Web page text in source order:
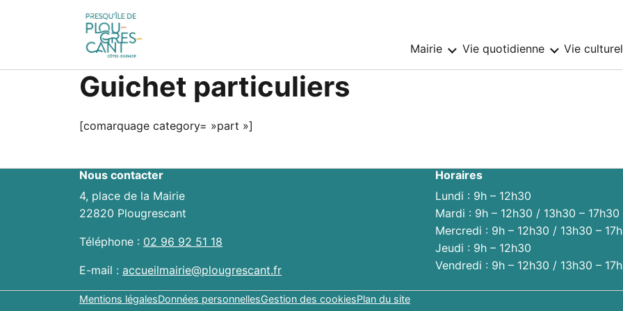
Mairie Sous-
:
Vie quotidienne Sous-
:
Vie
Guichet particuliers
[comarquage category= »part »]
Nous contacter
4, place de la Mairie
22820 Plougrescant
Téléphone : 02 96 92 51 18
E-mail : accueilmairie@plougrescant.fr
Horaires
Lundi : 9h – 12h30
Mardi : 9h – 12h30 / 13h30 – 17h30
Mercredi : 9h – 12h30 / 13h30 –
Jeudi : 9h – 12h30
Vendredi : 9h – 12h30 / 13h30 –
Mentions légalesDonnées personnellesGestion des cookiesPlan du site